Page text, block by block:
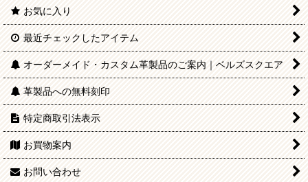
お気に入り
最近チェックしたアイテム
オーダーメイド・カスタム革製品のご案内｜ベルズスクエア
革製品への無料刻印
特定商取引法表示
お買物案内
お問い合わせ